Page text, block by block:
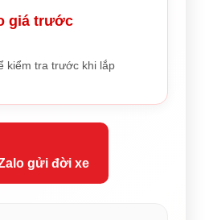
giá trước
kiểm tra trước khi lắp
gửi đời xe